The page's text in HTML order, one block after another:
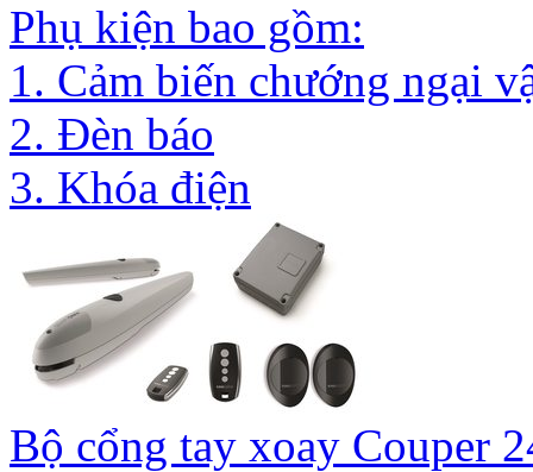
Phụ kiện bao gồm:
1. Cảm biến chướng ngại
2. Đèn báo
3. Khóa điện
Bộ cổng tay xoay Couper